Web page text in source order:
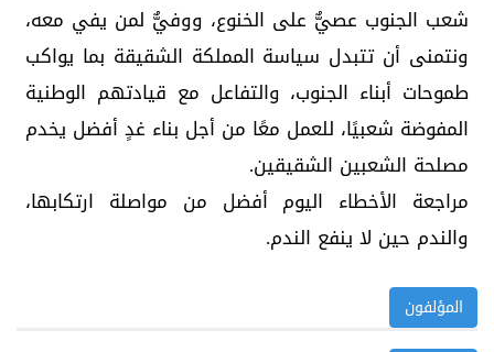
شعب الجنوب عصيٌّ على الخنوع، ووفيٌّ لمن يفي معه،
ونتمنى أن تتبدل سياسة المملكة الشقيقة بما يواكب
طموحات أبناء الجنوب، والتفاعل مع قيادتهم الوطنية
المفوضة شعبيًا، للعمل معًا من أجل بناء غدٍ أفضل يخدم
مصلحة الشعبين الشقيقين.
مراجعة الأخطاء اليوم أفضل من مواصلة ارتكابها،
والندم حين لا ينفع الندم.
المؤلفون